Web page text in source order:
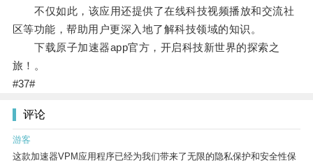
不仅如此，该应用还提供了在线科技视频播放和交流社
区等功能，帮助用户更深入地了解科技领域的知识。
下载原子加速器app官方，开启科技新世界的探索之
旅！。
#37#
评论
游客
这款加速器VPM应用程序已经为我们带来了无限的隐私保护和安全性保